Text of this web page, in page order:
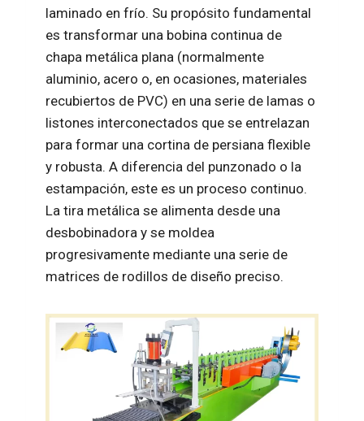
laminado en frío. Su propósito fundamental
es transformar una bobina continua de
chapa metálica plana (normalmente
aluminio, acero o, en ocasiones, materiales
recubiertos de PVC) en una serie de lamas o
listones interconectados que se entrelazan
para formar una cortina de persiana flexible
y robusta. A diferencia del punzonado o la
estampación, este es un proceso continuo.
La tira metálica se alimenta desde una
desbobinadora y se moldea
progresivamente mediante una serie de
matrices de rodillos de diseño preciso.